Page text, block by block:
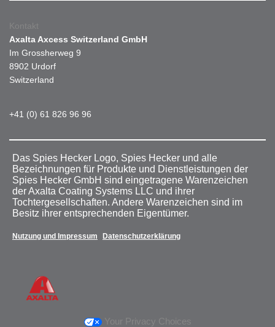
Kontakt
Axalta Axcess Switzerland GmbH
Im Grossherweg 9
8902 Urdorf
Switzerland
+41 (0) 61 826 96 96
Das Spies Hecker Logo, Spies Hecker und alle
Bezeichnungen für Produkte und Dienstleistungen der
Spies Hecker GmbH sind eingetragene Warenzeichen
der Axalta Coating Systems LLC und ihrer
Tochtergesellschaften. Andere Warenzeichen sind im
Besitz ihrer entsprechenden Eigentümer.
Nutzung und Impressum Datenschutzerklärung
Your Privacy Choices